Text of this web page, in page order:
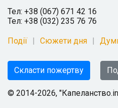
Тел: +38 (067) 671 42 16
Тел: +38 (032) 235 76 76
Події Сюжети дня
Скласти пожертву
© 2014-2026,